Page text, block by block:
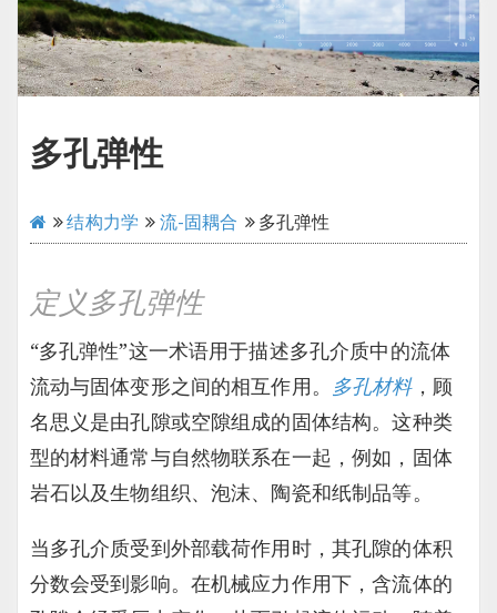
多孔弹性
结构力学 流-固耦合 多孔弹性
定义多孔弹性
“多孔弹性”这一术语用于描述多孔介质中的流体
流动与固体变形之间的相互作用。
多孔材料，顾
名思义是由孔隙或空隙组成的固体结构。这种类
型的材料通常与自然物联系在一起，例如，固体
岩石以及生物组织、泡沫、陶瓷和纸制品等。
当多孔介质受到外部载荷作用时，其孔隙的体积
分数会受到影响。在机械应力作用下，含流体的